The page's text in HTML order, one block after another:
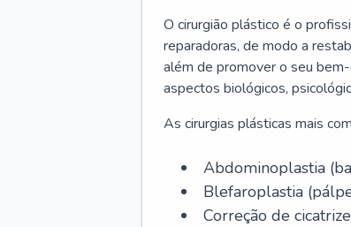
O cirurgião plástico é o
reparadoras, de modo a
além de promover o seu
aspectos biológicos,
As cirurgias plásticas mais
Abdominoplastia
Blefaroplastia
Correção de